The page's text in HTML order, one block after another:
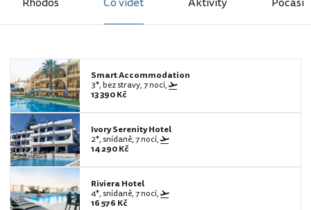
Smart Accommodation
3*, bez stravy, 7 nocí,
13 390 Kč
Ivory Serenity Hotel
2*, snídaně, 7 nocí,
14 290 Kč
Riviera Hotel
4*, snídaně, 7 nocí,
16 576 Kč